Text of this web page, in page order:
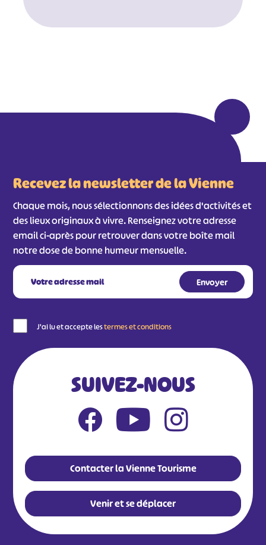
Recevez la newsletter de la Vienne
Chaque mois, nous sélectionnons des idées d'activités et
des lieux originaux à vivre. Renseignez votre adresse
email ci-après pour retrouver dans votre boîte mail
notre dose de bonne humeur mensuelle.
J'ai lu et accepte lestermes et conditions
SUIVEZ-NOUS
Contacter la Vienne Tourisme
Venir et se déplacer
#
#